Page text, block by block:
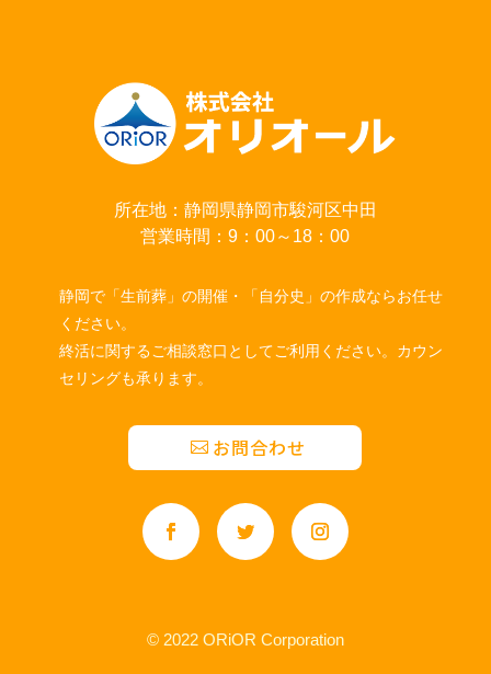
所在地：静岡県静岡市駿河区中田
営業時間：9：00～18：00
静岡で「生前葬」の開催・「自分史」の作成ならお任せ
ください。
終活に関するご相談窓口としてご利用ください。カウン
セリングも承ります。
お問合わせ
© 2022 ORiOR Corporation